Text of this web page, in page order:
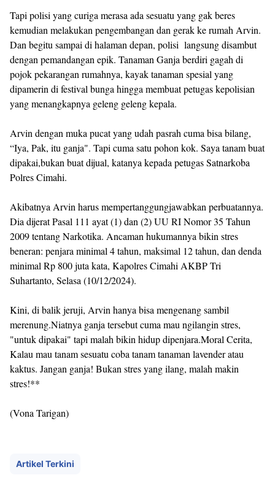
Tapi polisi yang curiga merasa ada sesuatu yang gak beres
kemudian melakukan pengembangan dan gerak ke rumah Arvin.
Dan begitu sampai di halaman depan, polisi langsung disambut
dengan pemandangan epik. Tanaman Ganja berdiri gagah di
pojok pekarangan rumahnya, kayak tanaman spesial yang
dipamerin di festival bunga hingga membuat petugas kepolisian
yang menangkapnya geleng geleng kepala.
Arvin dengan muka pucat yang udah pasrah cuma bisa bilang,
“Iya, Pak, itu ganja". Tapi cuma satu pohon kok. Saya tanam buat
dipakai,bukan buat dijual, katanya kepada petugas Satnarkoba
Polres Cimahi.
Akibatnya Arvin harus mempertanggungjawabkan perbuatannya.
Dia dijerat Pasal 111 ayat (1) dan (2) UU RI Nomor 35 Tahun
2009 tentang Narkotika. Ancaman hukumannya bikin stres
beneran: penjara minimal 4 tahun, maksimal 12 tahun, dan denda
minimal Rp 800 juta kata, Kapolres Cimahi AKBP Tri
Suhartanto, Selasa (10/12/2024).
Kini, di balik jeruji, Arvin hanya bisa mengenang sambil
merenung.Niatnya ganja tersebut cuma mau ngilangin stres,
"untuk dipakai" tapi malah bikin hidup dipenjara.Moral Cerita,
Kalau mau tanam sesuatu coba tanam tanaman lavender atau
kaktus. Jangan ganja! Bukan stres yang ilang, malah makin
stres!**
(Vona Tarigan)
Artikel Terkini